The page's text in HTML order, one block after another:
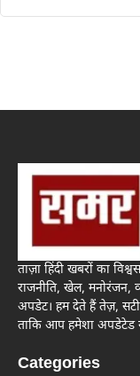
ताज़ा हिंदी खबरों का
राजनीति, खेल, मनोरंजन,
अपडेट। हम देते हैं तेज़,
ताकि आप हमेशा अपडेटेड
Categories